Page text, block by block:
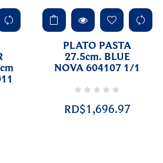
PLATO PASTA
27.5cm. BLUE
NOVA 604107 1/1
RD$1,696.97